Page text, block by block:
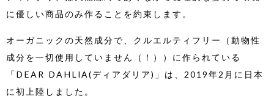
に優しい商品のみ作ることを約束します。
オーガニックの天然成分で、クルエルティフリー（動物性
成分を一切使用していません（！））に作られている
「DEAR DAHLIA(ディアダリア)」は、2019年2月に日本
に初上陸しました。